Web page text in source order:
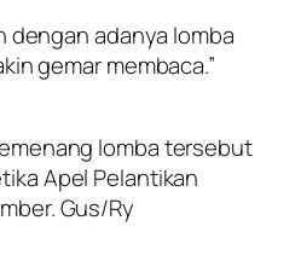
dengan adanya lomba
gemar membaca.”
lomba tersebut
Apel Pelantikan
Gus/Ry